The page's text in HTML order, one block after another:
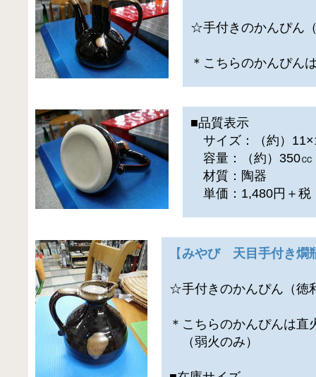
☆手付きのかんぴん
＊こちらのかんぴん
■品質表示
サイズ：（約）
容量：（約）350㏄
材質：陶器
単価：1,480円＋税
【みやび 天目手付き燗
☆手付きのかんぴん（徳
＊こちらのかんぴんは直
（弱火のみ）